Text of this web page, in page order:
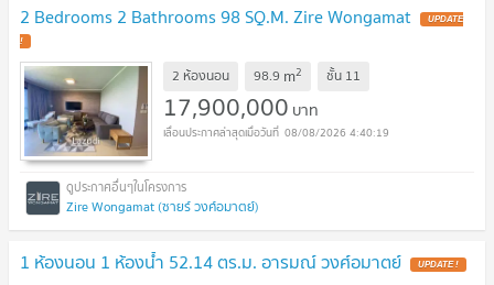
2 Bedrooms 2 Bathrooms 98 SQ.M. Zire Wongamat UPDATE
!
2 ห้องนอน 98.9 m2 ชั้น 11
17,900,000 บาท
08/08/2026 4:40:19
Zire Wongamat (ซายร์ วงศ์อมาตย์)
1 ห้องนอน 1 ห้องน้ำ 52.14 ตร.ม. อารมณ์ วงศ์อมาตย์ UPDATE !